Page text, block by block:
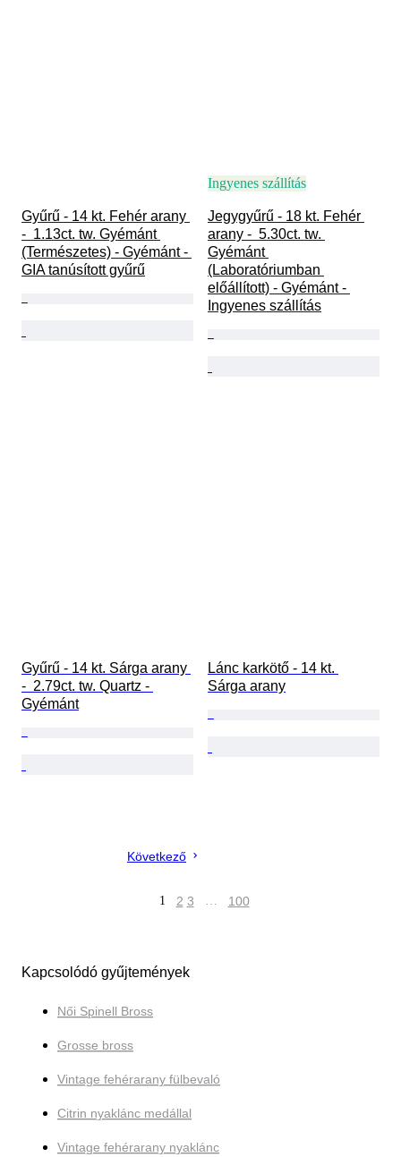
Gyűrű - 14 kt. Fehér arany
-  1.13ct. tw. Gyémánt
(Természetes) - Gyémánt -
GIA tanúsított gyűrű
Ingyenes szállítás
Jegygyűrű - 18 kt. Fehér
arany -  5.30ct. tw.
Gyémánt
(Laboratóriumban
előállított) - Gyémánt -
Ingyenes szállítás
Gyűrű - 14 kt. Sárga arany
-  2.79ct. tw. Quartz -
Gyémánt
Lánc karkötő - 14 kt.
Sárga arany
Következő
1 2 3 … 100
Kapcsolódó gyűjtemények
Női Spinell Bross
Grosse bross
Vintage fehérarany fülbevaló
Citrin nyaklánc medállal
Vintage fehérarany nyaklánc